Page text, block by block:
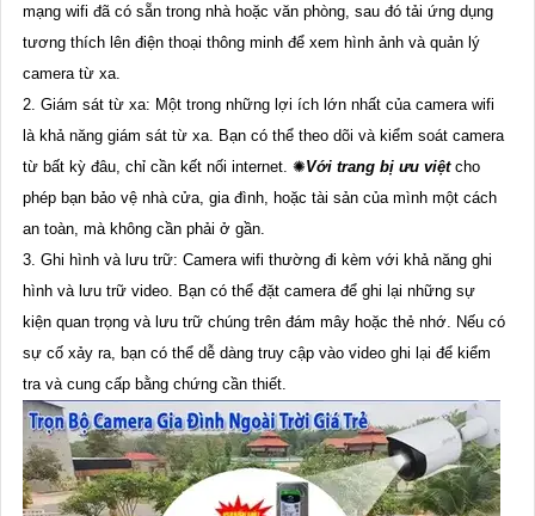
mạng wifi đã có sẵn trong nhà hoặc văn phòng, sau đó tải ứng dụng
tương thích lên điện thoại thông minh để xem hình ảnh và quản lý
camera từ xa.
2. Giám sát từ xa: Một trong những lợi ích lớn nhất của camera wifi
là khả năng giám sát từ xa. Bạn có thể theo dõi và kiểm soát camera
từ bất kỳ đâu, chỉ cần kết nối internet. ✺Với trang bị ưu việtcho
phép bạn bảo vệ nhà cửa, gia đình, hoặc tài sản của mình một cách
an toàn, mà không cần phải ở gần.
3. Ghi hình và lưu trữ: Camera wifi thường đi kèm với khả năng ghi
hình và lưu trữ video. Bạn có thể đặt camera để ghi lại những sự
kiện quan trọng và lưu trữ chúng trên đám mây hoặc thẻ nhớ. Nếu có
sự cố xảy ra, bạn có thể dễ dàng truy cập vào video ghi lại để kiểm
tra và cung cấp bằng chứng cần thiết.